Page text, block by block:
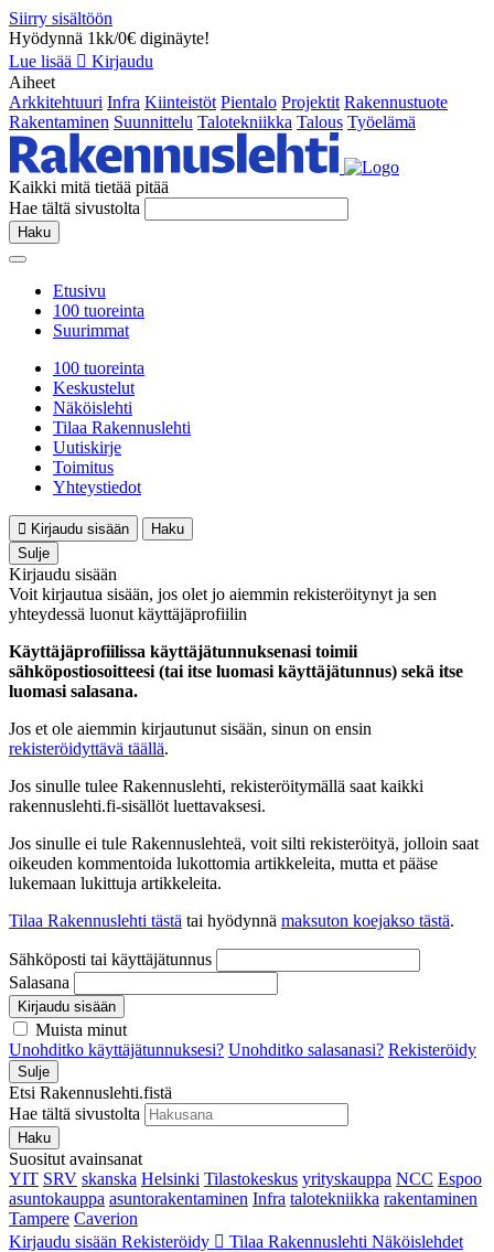
Siirry sisältöön
Hyödynnä 1kk/0€ diginäyte!
Lue lisää
Kirjaudu
Aiheet
Arkkitehtuuri Infra Kiinteistöt Pientalo Projektit Rakennustuote
Rakentaminen Suunnittelu Talotekniikka Talous Työelämä
Kaikki mitä tietää pitää
Hae tältä sivustolta
Haku
Etusivu
100 tuoreinta
Suurimmat
100 tuoreinta
Keskustelut
Näköislehti
Tilaa Rakennuslehti
Uutiskirje
Toimitus
Yhteystiedot
Kirjaudu sisään
Haku
Sulje
Kirjaudu sisään
Voit kirjautua sisään, jos olet jo aiemmin rekisteröitynyt ja sen
yhteydessä luonut käyttäjäprofiilin
Käyttäjäprofiilissa käyttäjätunnuksenasi toimii
sähköpostiosoitteesi (tai itse luomasi käyttäjätunnus) sekä itse
luomasi salasana.
Jos et ole aiemmin kirjautunut sisään, sinun on ensin
rekisteröidyttävä täällä.
Jos sinulle tulee Rakennuslehti, rekisteröitymällä saat kaikki
rakennuslehti.fi-sisällöt luettavaksesi.
Jos sinulle ei tule Rakennuslehteä, voit silti rekisteröityä, jolloin saat
oikeuden kommentoida lukottomia artikkeleita, mutta et pääse
lukemaan lukittuja artikkeleita.
Tilaa Rakennuslehti tästä tai hyödynnä maksuton koejakso tästä.
Sähköposti tai käyttäjätunnus
Salasana
Kirjaudu sisään
Muista minut
Unohditko käyttäjätunnuksesi? Unohditko salasanasi? Rekisteröidy
Sulje
Etsi Rakennuslehti.fistä
Hae tältä sivustolta
Haku
Suositut avainsanat
YIT SRV skanska Helsinki Tilastokeskus yrityskauppa NCC Espoo
asuntokauppa asuntorakentaminen Infra talotekniikka rakentaminen
Tampere Caverion
Kirjaudu sisään Rekisteröidy Tilaa Rakennuslehti Näköislehdet